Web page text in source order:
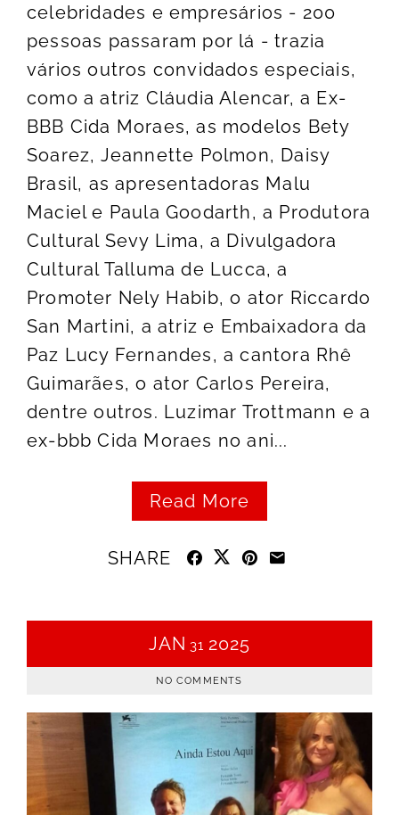
celebridades e empresários - 200
pessoas passaram por lá - trazia
vários outros convidados especiais,
como a atriz Cláudia Alencar, a Ex-
BBB Cida Moraes, as modelos Bety
Soarez, Jeannette Polmon, Daisy
Brasil, as apresentadoras Malu
Maciel e Paula Goodarth, a Produtora
Cultural Sevy Lima, a Divulgadora
Cultural Talluma de Lucca, a
Promoter Nely Habib, o ator Riccardo
San Martini, a atriz e Embaixadora da
Paz Lucy Fernandes, a cantora Rhê
Guimarães, o ator Carlos Pereira,
dentre outros. Luzimar Trottmann e a
ex-bbb Cida Moraes no ani...
Read More
SHARE
JAN 31 2025
NO COMMENTS